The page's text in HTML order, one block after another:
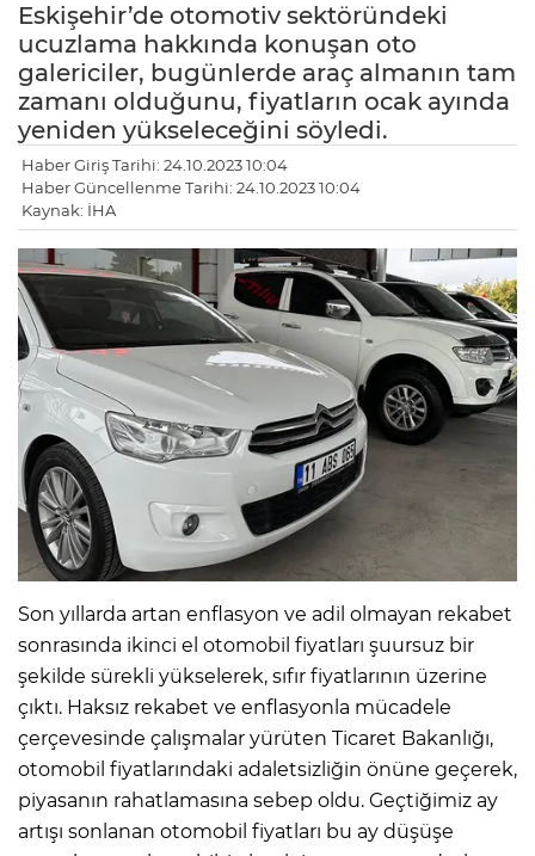
Eskişehir’de otomotiv sektöründeki
ucuzlama hakkında konuşan oto
galericiler, bugünlerde araç almanın tam
zamanı olduğunu, fiyatların ocak ayında
yeniden yükseleceğini söyledi.
Haber Giriş Tarihi: 24.10.2023 10:04
Haber Güncellenme Tarihi: 24.10.2023 10:04
Kaynak: İHA
Son yıllarda artan enflasyon ve adil olmayan rekabet
sonrasında ikinci el otomobil fiyatları şuursuz bir
şekilde sürekli yükselerek, sıfır fiyatlarının üzerine
çıktı. Haksız rekabet ve enflasyonla mücadele
çerçevesinde çalışmalar yürüten Ticaret Bakanlığı,
otomobil fiyatlarındaki adaletsizliğin önüne geçerek,
piyasanın rahatlamasına sebep oldu. Geçtiğimiz ay
artışı sonlanan otomobil fiyatları bu ay düşüşe